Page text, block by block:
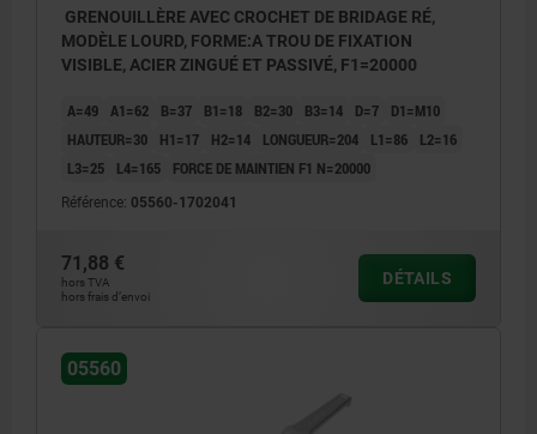
GRENOUILLÈRE AVEC CROCHET DE BRIDAGE RÉ,
MODÈLE LOURD, FORME:A TROU DE FIXATION
VISIBLE, ACIER ZINGUÉ ET PASSIVÉ, F1=20000
A=49 A1=62 B=37 B1=18 B2=30 B3=14 D=7
D1=M10
HAUTEUR=30
H1=17 H2=14 LONGUEUR=204 L1=86
L2=16
L3=25
L4=165 FORCE DE MAINTIEN F1 N=20000
Référence: 05560-1702041
71,88 €
hors TVA
hors frais d’envoi
DÉTAILS
05560